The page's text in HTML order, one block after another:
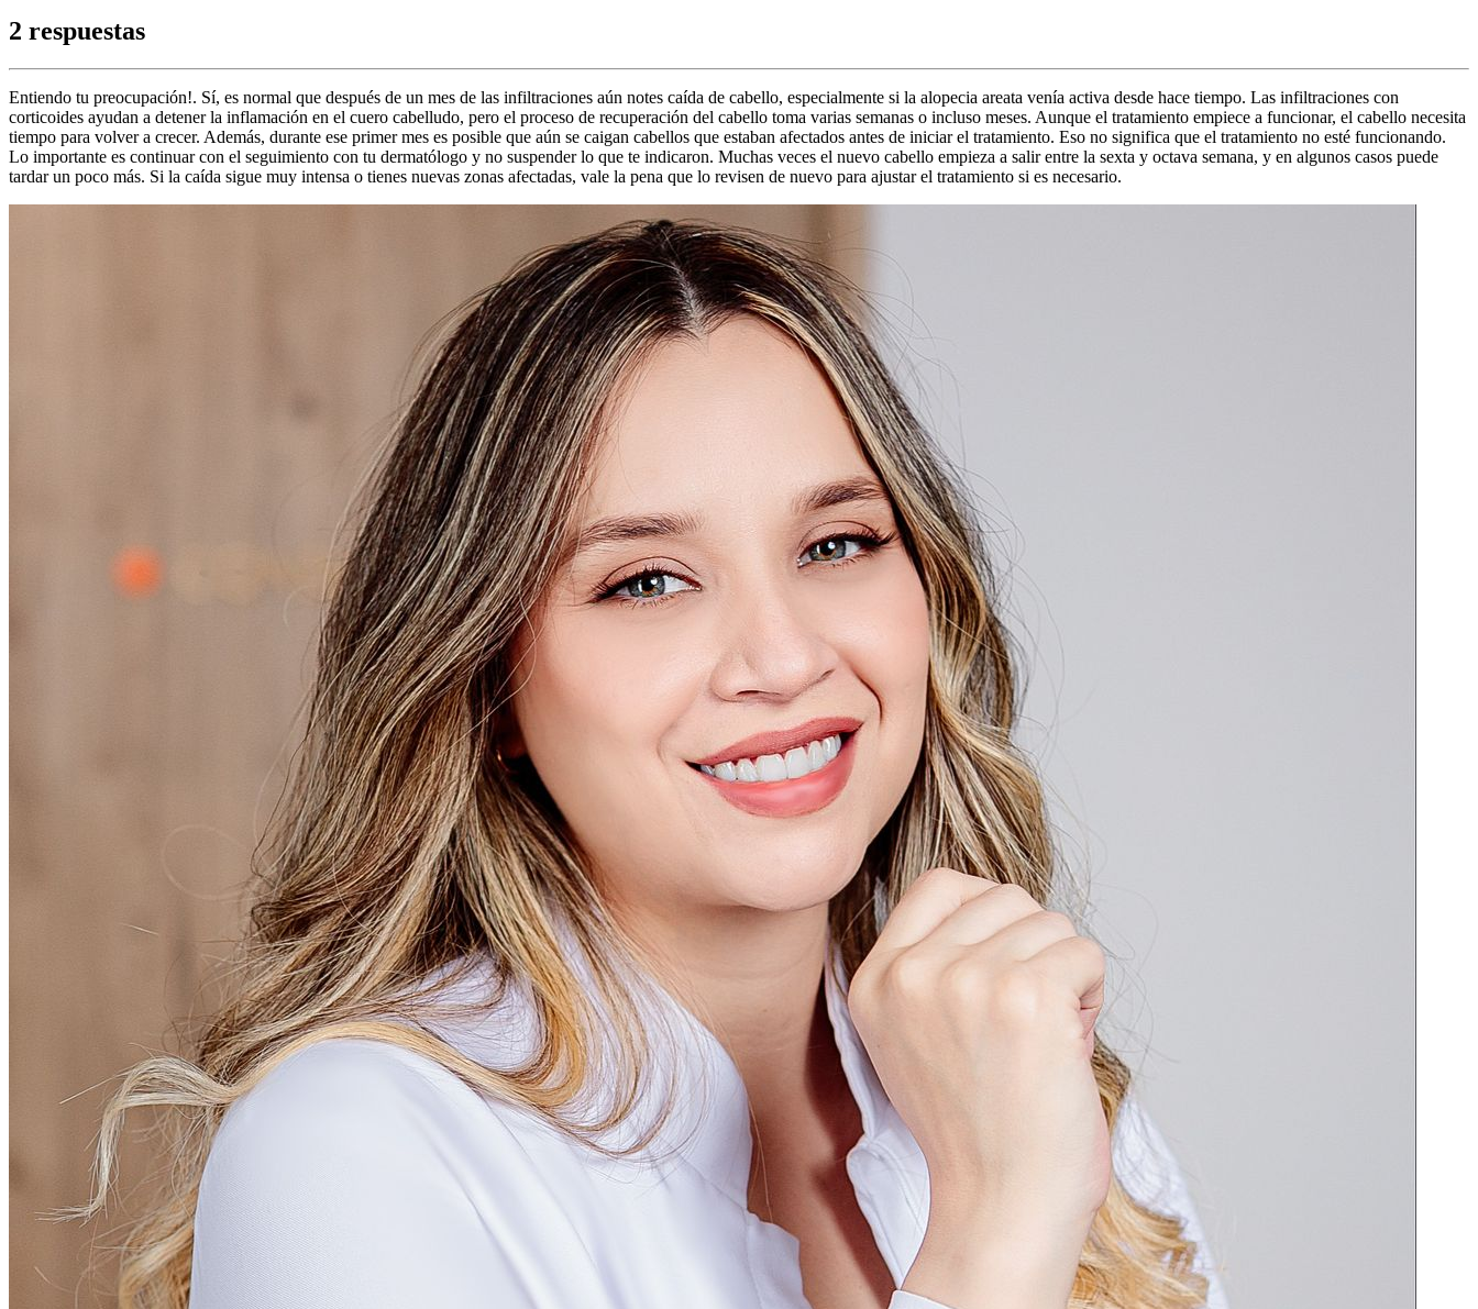
2 respuestas
Entiendo tu preocupación!. Sí, es normal que después de un mes de las infiltraciones aún notes caída de cabello, especialmente si la alopecia areata venía activa desde hace tiempo. Las infiltraciones con
corticoides ayudan a detener la inflamación en el cuero cabelludo, pero el proceso de recuperación del cabello toma varias semanas o incluso meses. Aunque el tratamiento empiece a funcionar, el cabello necesita
tiempo para volver a crecer. Además, durante ese primer mes es posible que aún se caigan cabellos que estaban afectados antes de iniciar el tratamiento. Eso no significa que el tratamiento no esté funcionando.
Lo importante es continuar con el seguimiento con tu dermatólogo y no suspender lo que te indicaron. Muchas veces el nuevo cabello empieza a salir entre la sexta y octava semana, y en algunos casos puede
tardar un poco más. Si la caída sigue muy intensa o tienes nuevas zonas afectadas, vale la pena que lo revisen de nuevo para ajustar el tratamiento si es necesario.